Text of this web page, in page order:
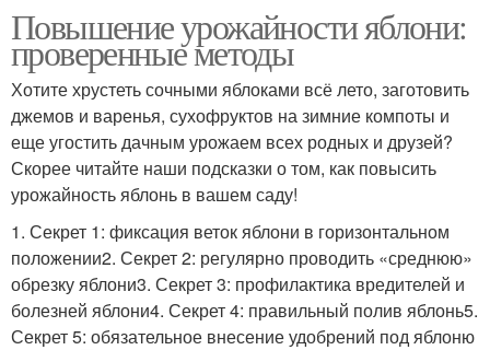
Повышение урожайности яблони:
проверенные методы
Хотите хрустеть сочными яблоками всё лето, заготовить
джемов и варенья, сухофруктов на зимние компоты и
еще угостить дачным урожаем всех родных и друзей?
Скорее читайте наши подсказки о том, как повысить
урожайность яблонь в вашем саду!
1. Секрет 1: фиксация веток яблони в горизонтальном
положении2. Секрет 2: регулярно проводить «среднюю»
обрезку яблони3. Секрет 3: профилактика вредителей и
болезней яблони4. Секрет 4: правильный полив яблонь5.
Секрет 5: обязательное внесение удобрений под яблоню